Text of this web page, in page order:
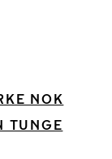
NOK
TUNGE